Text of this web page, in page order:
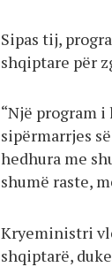
Sipas tij,
shqiptare për
“Një program
sipërmarrjes
hedhura me
shumë raste,
Kryeministri
shqiptarë,